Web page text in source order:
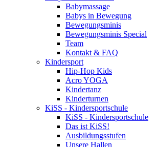
Babymassage
Babys in Bewegung
Bewegungsminis
Bewegungsminis Special
Team
Kontakt & FAQ
Kindersport
Hip-Hop Kids
Acro YOGA
Kindertanz
Kinderturnen
KiSS - Kindersportschule
KiSS - Kindersportschule
Das ist KiSS!
Ausbildungsstufen
Unsere Hallen